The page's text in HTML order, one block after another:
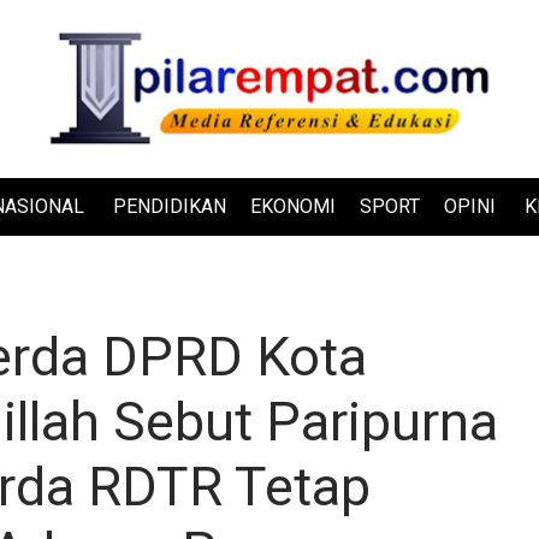
PENDIDIKAN EKONOMI SPORT OPINI
DPRD Kota
Sebut Paripurna
RDTR Tetap